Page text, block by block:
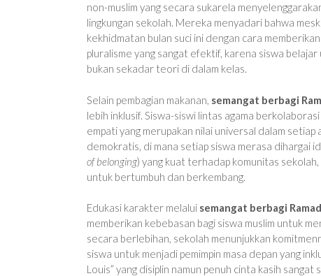
non-muslim yang secara sukarela
lingkungan sekolah. Mereka menyadari bahwa
kekhidmatan bulan suci ini dengan cara
pluralisme yang sangat efektif, karena siswa
bukan sekadar teori di dalam kelas.
Selain pembagian makanan, semangat berbagi
lebih inklusif. Siswa-siswi lintas agama
empati yang merupakan nilai universal dalam
demokratis, di mana setiap siswa merasa dihargai
of belonging) yang kuat terhadap komunitas sekolah,
untuk bertumbuh dan berkembang.
Edukasi karakter melalui semangat berbagi
memberikan kebebasan bagi siswa muslim untuk
secara berlebihan, sekolah menunjukkan
siswa untuk menjadi pemimpin masa depan yang
Louis” yang disiplin namun penuh cinta kasih